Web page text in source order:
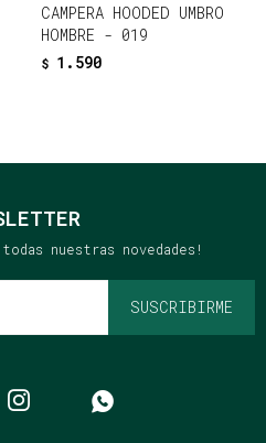
CAMPERA HOODED UMBRO
HOMBRE - 019
$ 1.590
nuestras novedades!
SUSCRIBIRME
 